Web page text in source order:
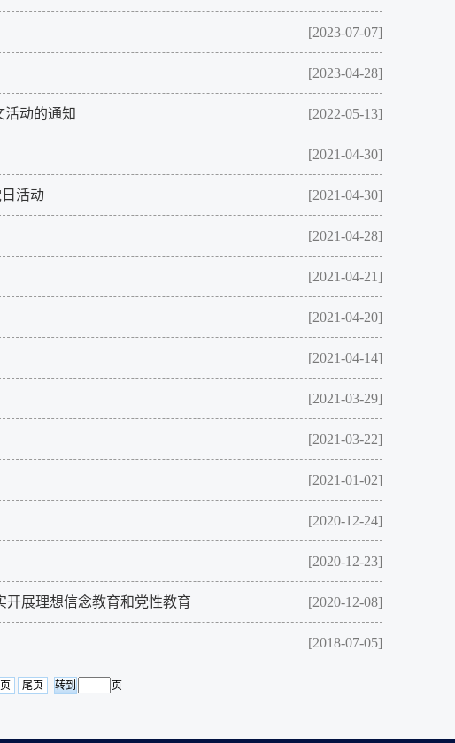
[2023-07-07]
[2023-04-28]
[2022-05-13]
动的通知
[2021-04-30]
[2021-04-30]
活动
[2021-04-28]
[2021-04-21]
[2021-04-20]
[2021-04-14]
[2021-03-29]
[2021-03-22]
[2021-01-02]
[2020-12-24]
[2020-12-23]
[2020-12-08]
展理想信念教育和党性教育
[2018-07-05]
页 尾页 页